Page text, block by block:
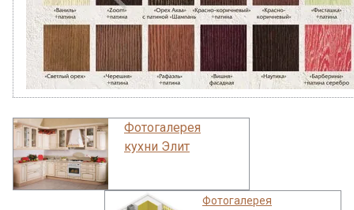
Фотогалерея
кухни Элит
Фотогалерея